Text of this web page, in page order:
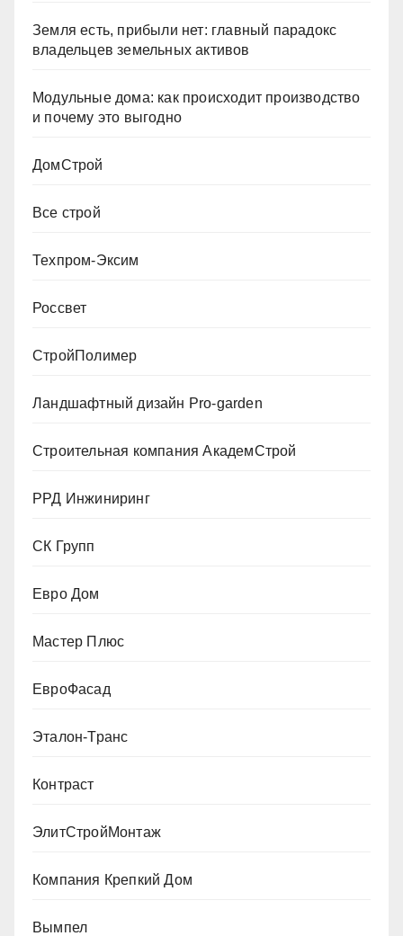
Земля есть, прибыли нет: главный парадокс
владельцев земельных активов
Модульные дома: как происходит производство
и почему это выгодно
ДомСтрой
Все строй
Техпром-Эксим
Россвет
СтройПолимер
Ландшафтный дизайн Pro-garden
Строительная компания АкадемСтрой
РРД Инжиниринг
СК Групп
Евро Дом
Мастер Плюс
ЕвроФасад
Эталон-Транс
Контраст
ЭлитСтройМонтаж
Компания Крепкий Дом
Вымпел